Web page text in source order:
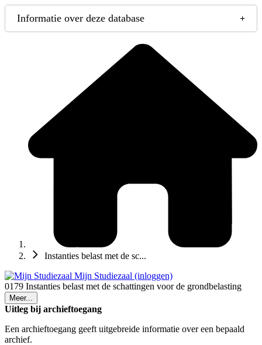
Informatie over deze database
Instanties belast met de sc...
Mijn Studiezaal (inloggen)
0179 Instanties belast met de schattingen voor de grondbelasting
Meer...
Uitleg bij archieftoegang
Een archieftoegang geeft uitgebreide informatie over een bepaald
archief.